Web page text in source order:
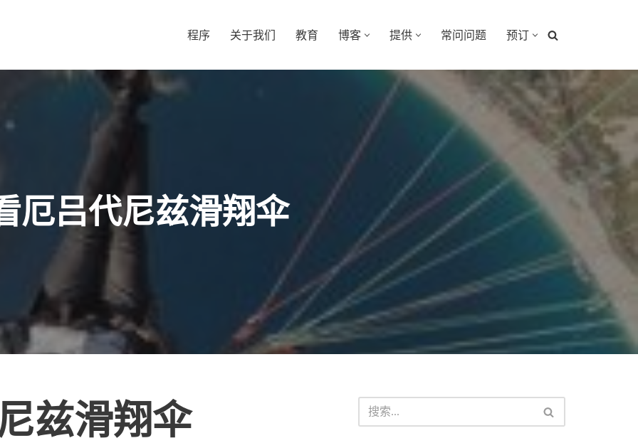
程序 关于我们 教育 博客 提供 常问问题 预订
厄吕代尼兹滑翔伞
兹滑翔伞